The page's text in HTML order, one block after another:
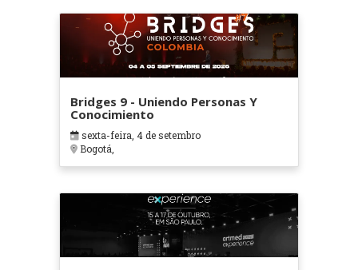
Bridges 9 - Uniendo Personas Y
Conocimiento
sexta-feira, 4 de setembro
Bogotá,